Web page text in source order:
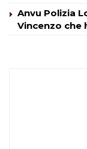
Anvu Polizia
Vincenzo che